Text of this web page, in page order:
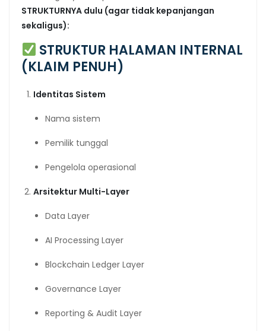
STRUKTURNYA dulu (agar tidak kepanjangan
sekaligus):
STRUKTUR HALAMAN INTERNAL
(KLAIM PENUH)
Identitas Sistem
Nama sistem
Pemilik tunggal
Pengelola operasional
Arsitektur Multi-Layer
Data Layer
AI Processing Layer
Blockchain Ledger Layer
Governance Layer
Reporting & Audit Layer